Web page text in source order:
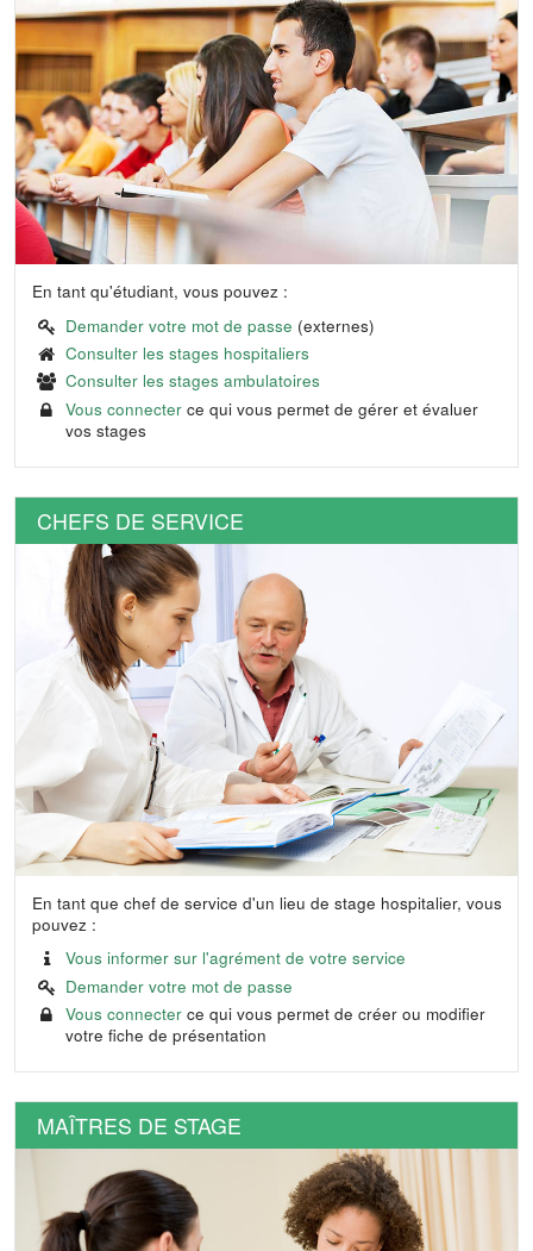
En tant qu'étudiant, vous pouvez :
Demander votre mot de passe (externes)
Consulter les stages hospitaliers
Consulter les stages ambulatoires
Vous connecter ce qui vous permet de gérer et évaluer
vos stages
CHEFS DE SERVICE
En tant que chef de service d'un lieu de stage hospitalier, vous
pouvez :
Vous informer sur l'agrément de votre service
Demander votre mot de passe
Vous connecter ce qui vous permet de créer ou modifier
votre fiche de présentation
MAÎTRES DE STAGE